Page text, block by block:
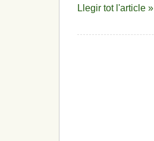
Llegir tot l'article »